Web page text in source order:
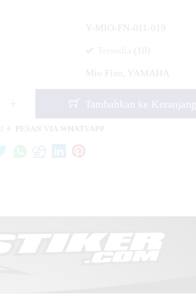
Y-MIO-FN-011-019
Tersedia (10)
Mio Fino, YAMAHA
Tambahkan ke Keranjang
PESAN VIA WHATSAPP